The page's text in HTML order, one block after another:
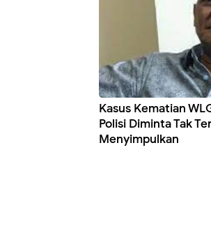
Kasus Kematian
Polisi Diminta Tak
Menyimpulkan